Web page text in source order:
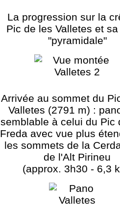
La progression sur la
Pic de les Valletes et
"pyramidale"
Arrivée au sommet du
Valletes (2791 m) :
semblable à celui du Pic
Freda avec vue plus
les sommets de la
de l'Alt Pirineu
(approx. 3h30 - 6,3